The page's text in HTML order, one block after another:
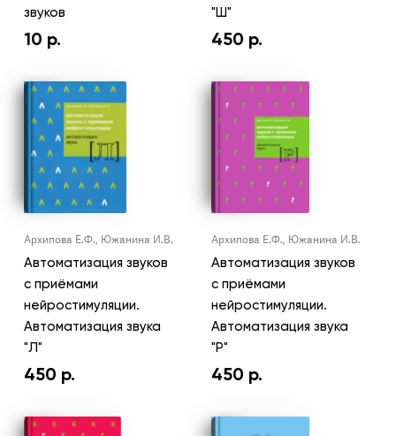
звуков
10 р.
"Ш"
450 р.
Архипова Е.Ф., Южанина И.В.
Автоматизация звуков
с приёмами
нейростимуляции.
Автоматизация звука
"Л"
450 р.
Архипова Е.Ф., Южанина И.В.
Автоматизация звуков
с приёмами
нейростимуляции.
Автоматизация звука
"Р"
450 р.